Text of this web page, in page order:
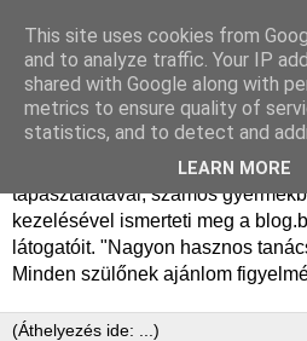
Dr. Bauer Béla
Dr. Bauer Béla Ph.D.
tapasztalatával, számos
kezelésével ismerteti meg a
látogatóit. "Nagyon hasznos
Minden szülőnek ajánlom
This site uses cookies from
and to analyze traffic. Your IP
shared with Google along with
metrics to ensure quality of
statistics, and to detect and
LEARN MORE